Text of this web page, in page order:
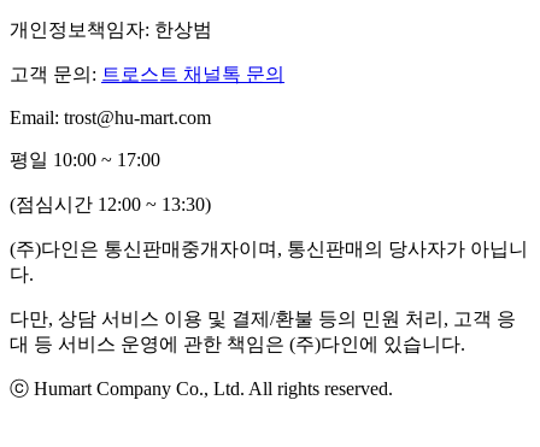
개인정보책임자: 한상범
고객 문의: 트로스트 채널톡 문의
Email: trost@hu-mart.com
평일 10:00 ~ 17:00
(점심시간 12:00 ~ 13:30)
(주)다인은 통신판매중개자이며, 통신판매의 당사자가 아닙니
다.
다만, 상담 서비스 이용 및 결제/환불 등의 민원 처리, 고객 응
대 등 서비스 운영에 관한 책임은 (주)다인에 있습니다.
ⓒ Humart Company Co., Ltd. All rights reserved.